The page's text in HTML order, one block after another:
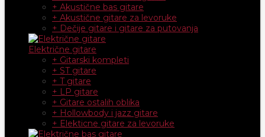
+ Akustične bas gitare
+ Akustične gitare za levoruke
+ Dečije gitare i gitare za putovanja
Električne gitare
+ Gitarski kompleti
+ ST gitare
+ T gitare
+ LP gitare
+ Gitare ostalih oblika
+ Hollowbody i jazz gitare
+ Elekticne gitare za levoruke